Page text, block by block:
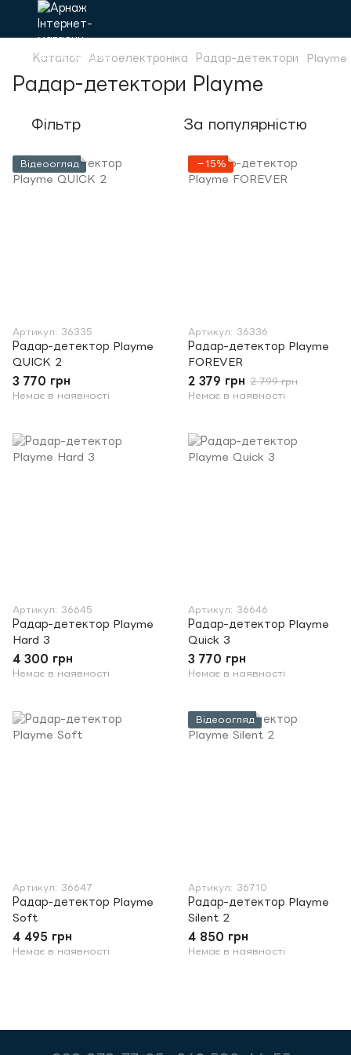
Каталог Автоелектроніка Радар-детектори Playme
Радар-детектори Playme
Фільтр За популярністю
Відеоогляд
Артикул: 36335
Радар-детектор Playme
QUICK 2
3 770 грн
Немає в наявності
−15%
Артикул: 36336
Радар-детектор Playme
FOREVER
2 379 грн 2 799 грн
Немає в наявності
Артикул: 36645
Радар-детектор Playme
Hard 3
4 300 грн
Немає в наявності
Артикул: 36646
Радар-детектор Playme
Quick 3
3 770 грн
Немає в наявності
Артикул: 36647
Радар-детектор Playme
Soft
4 495 грн
Немає в наявності
Відеоогляд
Артикул: 36710
Радар-детектор Playme
Silent 2
4 850 грн
Немає в наявності